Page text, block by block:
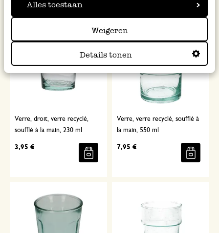
Alles toestaan
Weigeren
Details tonen
Verre, droit, verre recyclé,
soufflé à la main, 230 ml
3,95 €
Verre, verre recyclé, soufflé à
la main, 550 ml
7,95 €